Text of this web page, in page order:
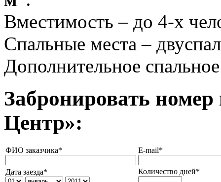
Вместимость – до 4-х
Спальные места –
Дополнительное
Забронировать
Центр»:
ФИО заказчика* E-mail*
Дата заезда* Количество дней*